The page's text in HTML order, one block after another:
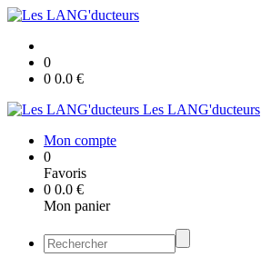
0
0 0.0 €
Les LANG'ducteurs
Mon compte
0
Favoris
0 0.0 €
Mon panier